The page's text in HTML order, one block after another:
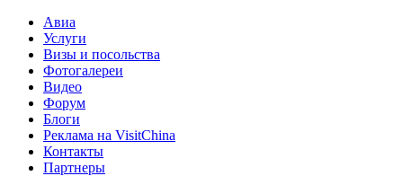
Авиа
Услуги
Визы и посольства
Фотогалереи
Видео
Форум
Блоги
Реклама на VisitChina
Контакты
Партнеры